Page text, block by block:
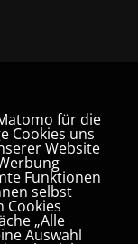
für die
Cookies uns
Website
Funktionen
selbst
Cookies
„Alle
Auswahl